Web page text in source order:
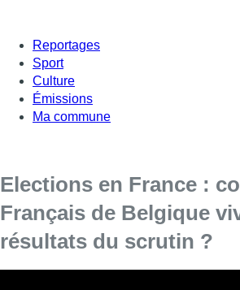
Reportages
Sport
Culture
Émissions
Ma commune
Elections en France :
Français de Belgique
résultats du scrutin ?